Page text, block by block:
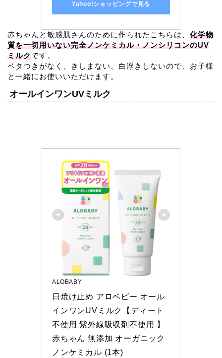
Yahoo!ショッピングで見る
赤ちゃんと敏感肌さんのために作られたこちらは、 化学物
質を一切用いない完全ノンケミカル・ノンシリコンのUV
ミルクです。
ベタつきがなく、きしまない、白浮きしないので、お子様
と一緒にお使いいただけます。
オールインワンUVミルク
ALOBABY
日焼け止め アロベビー オール
インワンUVミルク【ディート
不使用 紫外線吸収剤不使用 】
赤ちゃん 無添加 オーガニック
ノンケミカル (1本)